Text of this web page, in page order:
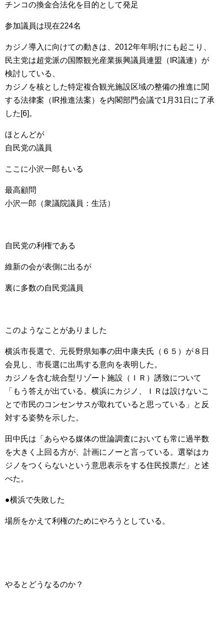
チンコの換金合法化を目的として発足
参加議員は現在224名
カジノ導入に向けての動きは、2012年年明けにも起こり、
民主党は超党派の国際観光産業振興議員連盟（IR議連）が
検討している、
カジノを核とした特定複合観光施設区域の整備の推進に関
する法律案（IR推進法案）を内閣部門会議で1月31日に了承
した[6]。
ほとんどが
自民党の議員
ここに小沢一郎もいる
最高顧問
小沢一郎（衆議院議員：生活）
自民党の利権である
維新の会が表側に出るが
裏に多数の自民党議員
このようなことがありました
横浜市長選で、元長野県知事の田中康夫氏（６５）が８日
会見し、市長選に出馬する意向を表明した。
カジノを含む統合型リゾート施設（ＩＲ）誘致について
「もう答えが出ている。横浜にカジノ、ＩＲは設けないこ
とで市民のコンセンサスが取れていると思っている」と反
対する姿勢を示した。
田中氏は「あらやる媒体の世論調査においても常に過半数
を大きく上回る方が、計画にノーと言っている。選挙はカ
ジノをつくらないという意思表示をする住民投票だ」と述
べた。
●横浜で失敗した
場所をかえて利権のためにやろうとしている。
やるとどうなるのか？